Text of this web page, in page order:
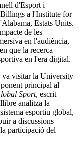
d'Esport i
a l'Institute for
Estats Units.
de les
en l'audiència,
que la recerca
en l'era digital.
va visitar la University
principal al
Sport, escrit
analitza la
esportiu global,
a discussions
participació del